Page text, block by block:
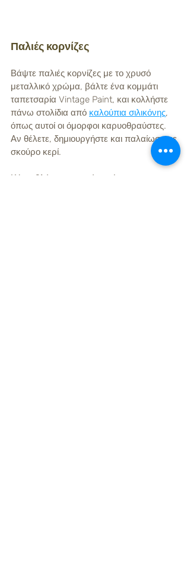
Παλιές κορνίζες
Βάψτε παλιές κορνίζες με το χρυσό
μεταλλικό χρώμα, βάλτε ένα κομμάτι
ταπετσαρία Vintage Paint, και κολλήστε
πάνω στολίδια από καλούπια σιλικόνης,
όπως αυτοί οι όμορφοι καρυοθραύστες.
Αν θέλετε, δημιουργήστε και παλαίωση με
σκούρο κερί.
Κάτω βλέπετε μερικές ακόμα